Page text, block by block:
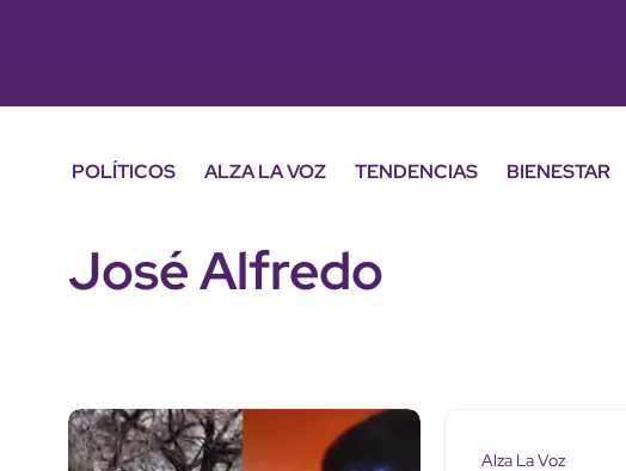
POLÍTICOS ALZA LA VOZ TENDENCIAS BIENESTAR
José Alfredo
Alza La Voz